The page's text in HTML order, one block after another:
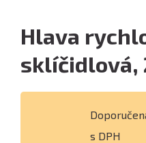
Hlava
sklíčidlová,
s DPH